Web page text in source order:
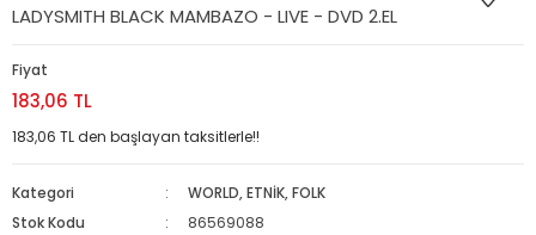
LADYSMITH BLACK MAMBAZO - LIVE - DVD 2.EL
Fiyat
183,06 TL
183,06 TL den başlayan taksitlerle!!
Kategori
WORLD, ETNİK, FOLK
Stok Kodu
86569088